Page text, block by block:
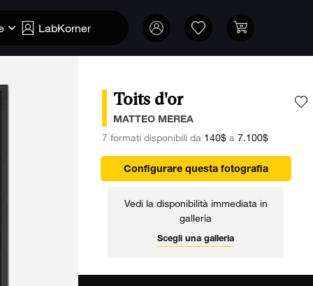
LabKorner
Toits d'or
MATTEO MEREA
7 formati disponibili da 140$a 7.100$
Configurare questa fotografia
Vedi la disponibilità immediata in
galleria
Scegli una galleria